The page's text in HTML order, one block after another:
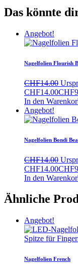
Das könnte
Angebot!
Nagelfolien Flourish
CHF14.00
CHF14.00CHF
In den
Angebot!
Nagelfolien Bondi
CHF14.00
CHF14.00CHF
In den
Ähnliche
Angebot!
Nagelfolien French